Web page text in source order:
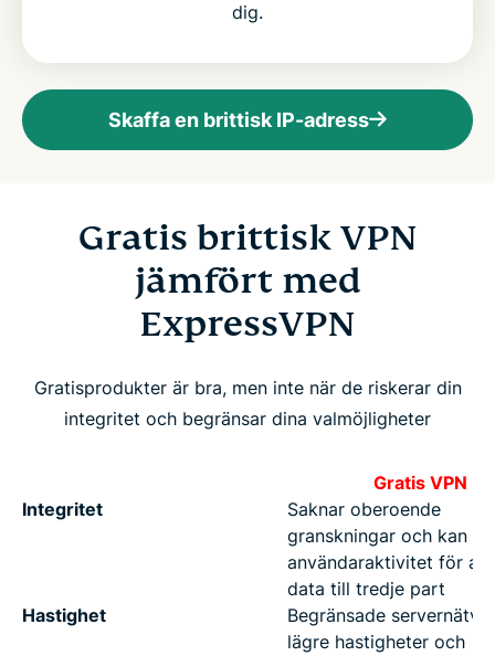
dig.
Skaffa en brittisk IP-adress
Gratis brittisk VPN
jämfört med
ExpressVPN
Gratisprodukter är bra, men inte när de riskerar din
integritet och begränsar dina valmöjligheter
Gratis VPN
Integritet
Saknar oberoende
granskningar och kan
användaraktivitet för att
data till tredje part
Hastighet
Begränsade
lägre hastigheter och